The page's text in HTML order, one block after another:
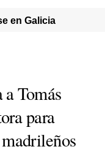
en Galicia
a Tomás
para